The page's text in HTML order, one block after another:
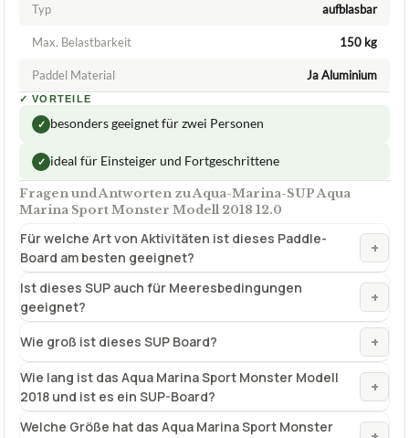
Typ aufblasbar
Max. Belastbarkeit 150 kg
Paddel Material Ja Aluminium
✓ VORTEILE
✓ besonders geeignet für zwei Personen
✓ ideal für Einsteiger und Fortgeschrittene
Fragen und Antworten zu Aqua-Marina-SUP Aqua
Marina Sport Monster Modell 2018 12.0
Für welche Art von Aktivitäten ist dieses Paddle-
Board am besten geeignet?
+
Ist dieses SUP auch für Meeresbedingungen
geeignet?
+
Wie groß ist dieses SUP Board? +
Wie lang ist das Aqua Marina Sport Monster Modell
2018 und ist es ein SUP-Board?
+
Welche Größe hat das Aqua Marina Sport Monster